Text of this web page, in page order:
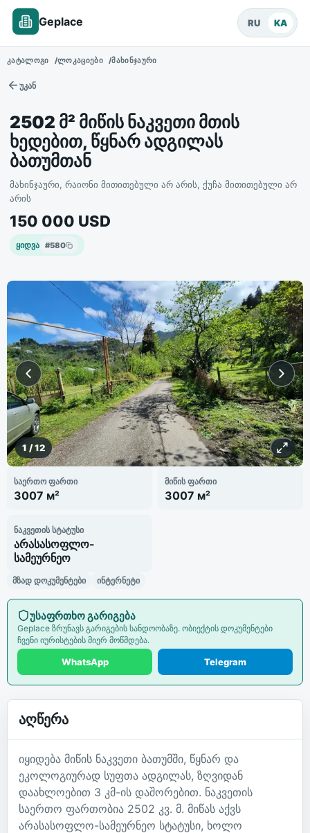
Geplace RU KA
ᲙᲐᲢᲐᲚᲝᲒᲘ ᲚᲝᲙᲐᲪᲘᲔᲑᲘ ᲛᲐᲮᲘᲜᲯᲐᲣᲠᲘ
უკან
2502 მ² მიწის ნაკვეთი მთის
ხედებით, წყნარ ადგილას
ბათუმთან
მახინჯაური, რაიონი მითითებული არ არის, ქუჩა მითითებული არ
არის
150 000 USD
ყიდვა #580
1 /12
საერთო ფართი
3007 м²
მიწის ფართი
3007 м²
ნაკვეთის სტატუსი
არასასოფლო-
სამეურნეო
მზად დოკუმენტები ინტერნეტი
უსაფრთხო გარიგება
Geplace ზრუნავს გარიგების სანდოობაზე. ობიექტის დოკუმენტები
ჩვენი იურისტების მიერ მოწმდება.
WhatsApp Telegram
აღწერა
იყიდება მიწის ნაკვეთი ბათუმში, წყნარ და
ეკოლოგიურად სუფთა ადგილას, ზღვიდან
დაახლოებით 3 კმ-ის დაშორებით. ნაკვეთის
საერთო ფართობია 2502 კვ. მ. მიწას აქვს
არასასოფლო-სამეურნეო სტატუსი, ხოლო